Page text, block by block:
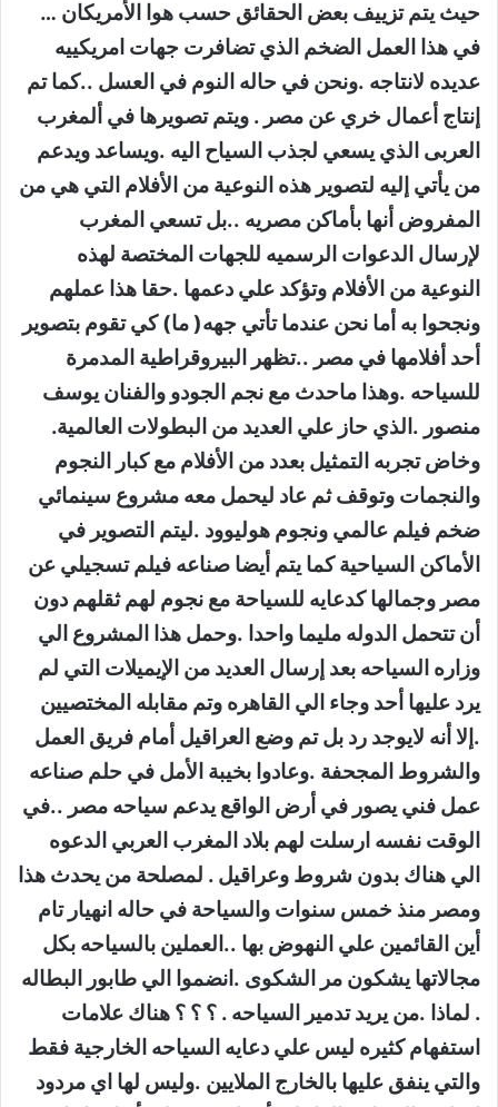
حيث يتم تزييف بعض الحقائق حسب هوا الأمريكان …
في هذا العمل الضخم الذي تضافرت جهات امريكييه
عديده لانتاجه .ونحن في حاله النوم في العسل ..كما تم
إنتاج أعمال خري عن مصر . ويتم تصويرها في ألمغرب
العربى الذي يسعي لجذب السياح اليه .ويساعد ويدعم
من يأتي إليه لتصوير هذه النوعية من الأفلام التي هي من
المفروض أنها بأماكن مصريه ..بل تسعي المغرب
لإرسال الدعوات الرسميه للجهات المختصة لهذه
النوعية من الأفلام وتؤكد علي دعمها .حقا هذا عملهم
ونجحوا به أما نحن عندما تأتي جهه( ما) كي تقوم بتصوير
أحد أفلامها في مصر ..تظهر البيروقراطية المدمرة
للسياحه .وهذا ماحدث مع نجم الجودو والفنان يوسف
منصور .الذي حاز علي العديد من البطولات العالمية.
وخاض تجربه التمثيل بعدد من الأفلام مع كبار النجوم
والنجمات وتوقف ثم عاد ليحمل معه مشروع سينمائي
ضخم فيلم عالمي ونجوم هوليوود .ليتم التصوير في
الأماكن السياحية كما يتم أيضا صناعه فيلم تسجيلي عن
مصر وجمالها كدعايه للسياحة مع نجوم لهم ثقلهم دون
أن تتحمل الدوله مليما واحدا .وحمل هذا المشروع الي
وزاره السياحه بعد إرسال العديد من الإيميلات التي لم
يرد عليها أحد وجاء الي القاهره وتم مقابله المختصيين
.إلا أنه لايوجد رد بل تم وضع العراقيل أمام فريق العمل
والشروط المجحفة .وعادوا بخيبة الأمل في حلم صناعه
عمل فني يصور في أرض الواقع يدعم سياحه مصر ..في
الوقت نفسه ارسلت لهم بلاد المغرب العربي الدعوه
الي هناك بدون شروط وعراقيل . لمصلحة من يحدث هذا
ومصر منذ خمس سنوات والسياحة في حاله انهيار تام
أين القائمين علي النهوض بها ..العملين بالسياحه بكل
مجالاتها يشكون مر الشكوى .انضموا الي طابور البطاله
. لماذا .من يريد تدمير السياحه . ؟ ؟ ؟ هناك علامات
استفهام كثيره ليس علي دعايه السياحه الخارجية فقط
والتي ينفق عليها بالخارج الملايين .وليس لها اي مردود